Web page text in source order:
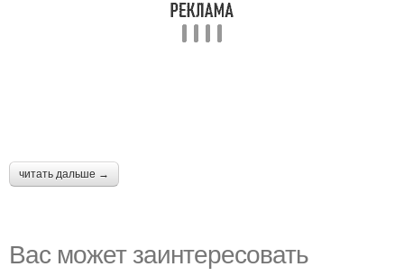
читать дальше →
Вас может заинтересовать